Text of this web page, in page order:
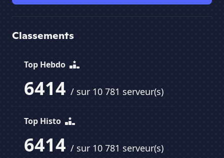
Classements
Top Hebdo
6414 / sur 10 781 serveur(s)
Top Histo
6414 / sur 10 781 serveur(s)